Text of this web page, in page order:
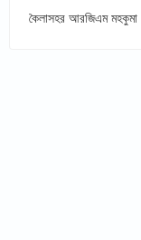
কৈলাসহর আরজিএম